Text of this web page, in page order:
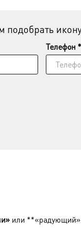
подобрать
Телефон *
или